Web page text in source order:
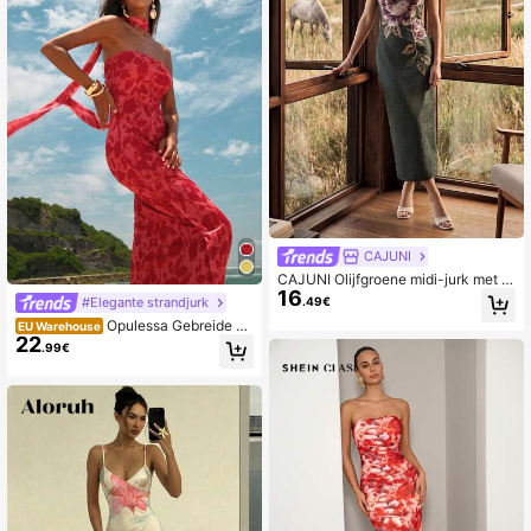
#Elegante strandjurk
EU Warehouse Opulessa Gebreide m
esh print nauwsluitende jurk voor d
22.99€
CAJUNI
CAJUNI Olijfgroene midi-jurk met bl
oemenprint, casual, chic en elegant
16.49€